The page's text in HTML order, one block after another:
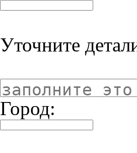
Уточните
Город: